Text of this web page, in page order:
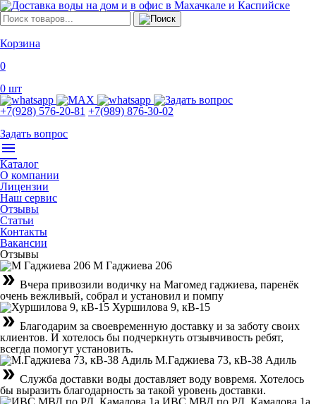
Корзина
0
0 шт
+7(928) 576-20-81 +7(989) 876-30-02
Задать вопрос
menu
Каталог
О компании
Лицензии
Наш сервис
Отзывы
Статьи
Контакты
Вакансии
Отзывы
М Гаджиева 206
double_arrow Вчера привозили водичку на Магомед гаджиева, паренёк
очень вежливый, собрал и установил и помпу
Хуршилова 9, кВ-15
double_arrow Благодарим за своевременную доставку и за заботу своих
клиентов. И хотелось бы подчеркнуть отзывчивость ребят,
всегда помогут установить.
М.Гаджиева 73, кВ-38 Адиль
double_arrow Служба доставки воды доставляет воду вовремя. Хотелось
бы выразить благодарность за такой уровень доставки.
ИВС МВД по РД, Камалова 1а